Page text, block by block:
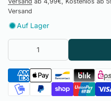
Versand
Auf Lager